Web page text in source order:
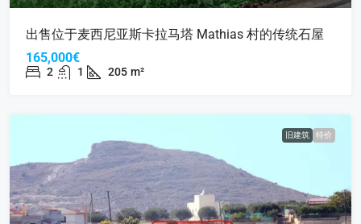
出售位于麦西尼亚斯卡拉马塔 Mathias 村的传统石屋
165,000€
2 1 205 m²
旧建筑 特价